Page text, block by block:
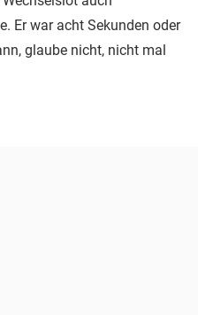
Er war acht Sekunden oder
glaube nicht, nicht mal